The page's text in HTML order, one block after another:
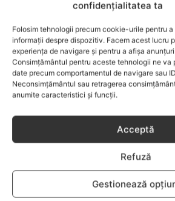
confidențialitatea ta
Folosim tehnologii precum cookie-urile pentru
informații despre dispozitiv. Facem acest lucru
experiența de navigare și pentru a afișa
Consimțământul pentru aceste tehnologii ne va
date precum comportamentul de navigare sau
Neconsimțământul sau retragerea
anumite caracteristici și funcții.
Acceptă
Refuză
Gestionează
Reclamă virală: doi actori
educație sexuală pentru
ADOLESCENTI